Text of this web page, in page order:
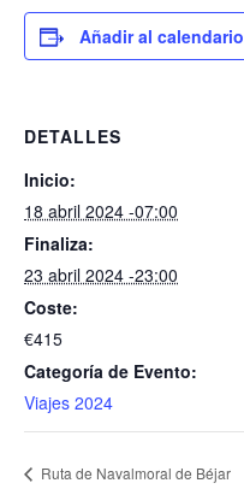
Añadir al calendario
DETALLES
Inicio:
18 abril 2024 -07:00
Finaliza:
23 abril 2024 -23:00
Coste:
€415
Categoría de Evento:
Viajes 2024
Ruta de Navalmoral de Béjar